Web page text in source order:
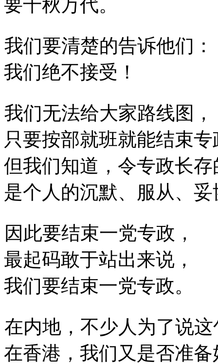
要千秋万代。
我们要清楚的告诉他们：
我们绝不接受！
我们无法给大家路线图，
只要按部就班就能结束专
但我们知道，令专政长存
是个人的沉默、服从、妥
因此要结束一党专政，
最起码敢于站出来说，
我们要结束一党专政。
在内地，不少人为了说
在香港，我们又是否准